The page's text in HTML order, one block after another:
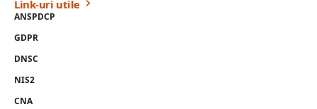
Link-uri utile
ANSPDCP
GDPR
DNSC
NIS2
CNA